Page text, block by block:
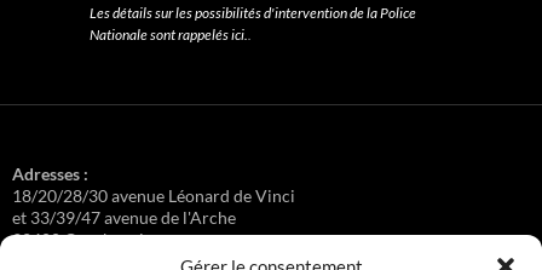
Les détails sur les possibilités d'intervention de la Police
Nationale sont rappelés ici..
Adresses :
18/20/28/30 avenue Léonard de Vinci
et 33/39/47 avenue de l'Arche
92400 Courbevoie